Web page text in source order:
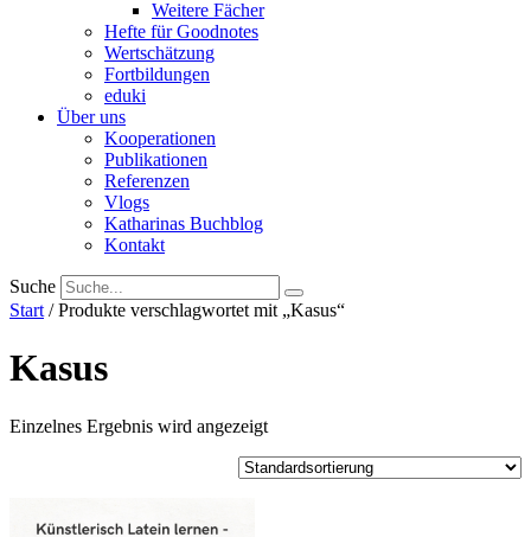
Weitere Fächer
Hefte für Goodnotes
Wertschätzung
Fortbildungen
eduki
Über uns
Kooperationen
Publikationen
Referenzen
Vlogs
Katharinas Buchblog
Kontakt
Suche
Start / Produkte verschlagwortet mit „Kasus“
Kasus
Einzelnes Ergebnis wird angezeigt